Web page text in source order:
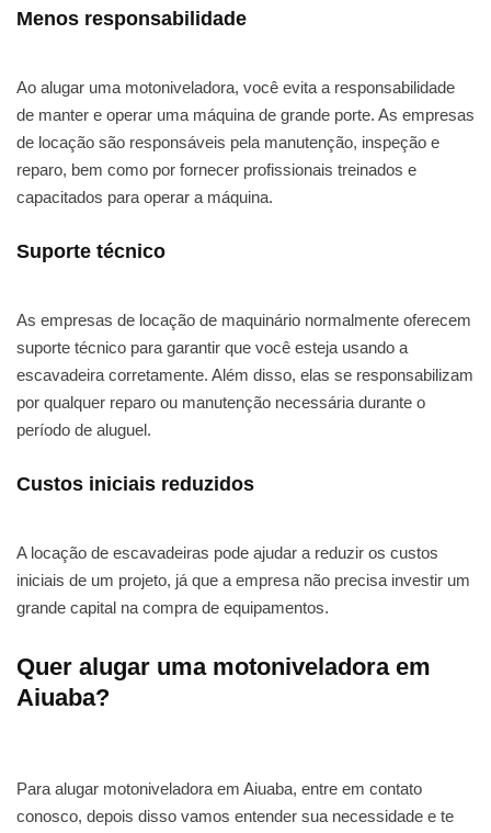
Menos responsabilidade
Ao alugar uma motoniveladora, você evita a responsabilidade
de manter e operar uma máquina de grande porte. As empresas
de locação são responsáveis pela manutenção, inspeção e
reparo, bem como por fornecer profissionais treinados e
capacitados para operar a máquina.
Suporte técnico
As empresas de locação de maquinário normalmente oferecem
suporte técnico para garantir que você esteja usando a
escavadeira corretamente. Além disso, elas se responsabilizam
por qualquer reparo ou manutenção necessária durante o
período de aluguel.
Custos iniciais reduzidos
A locação de escavadeiras pode ajudar a reduzir os custos
iniciais de um projeto, já que a empresa não precisa investir um
grande capital na compra de equipamentos.
Quer alugar uma motoniveladora em
Aiuaba?
Para alugar motoniveladora em Aiuaba, entre em contato
conosco, depois disso vamos entender sua necessidade e te